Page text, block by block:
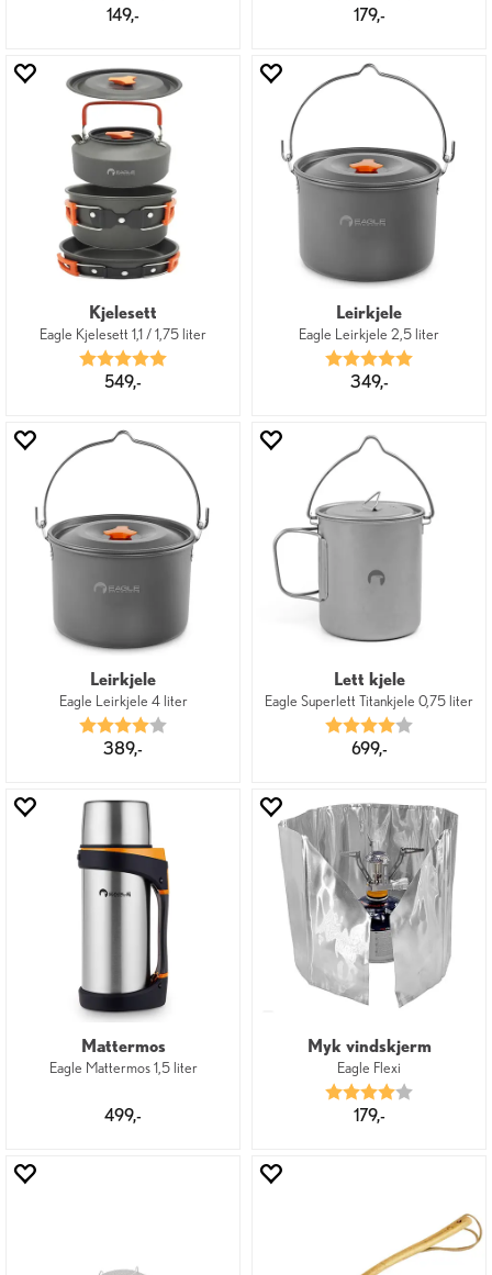
149,-
179,-
Kjelesett
Eagle Kjelesett 1,1 / 1,75 liter
Karakter:
549,-
Leirkjele
Eagle Leirkjele 2,5 liter
Karakter:
349,-
Leirkjele
Eagle Leirkjele 4 liter
Karakter:
389,-
Lett kjele
Eagle Superlett Titankjele 0,75 liter
Karakter:
699,-
Mattermos
Eagle Mattermos 1,5 liter
499,-
Myk vindskjerm
Eagle Flexi
Karakter:
179,-